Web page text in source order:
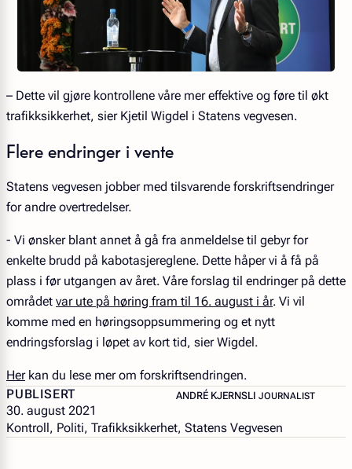
– Dette vil gjøre kontrollene våre mer effektive og føre til økt
trafikksikkerhet, sier Kjetil Wigdel i Statens vegvesen.
Flere endringer i vente
Statens vegvesen jobber med tilsvarende forskriftsendringer
for andre overtredelser.
- Vi ønsker blant annet å gå fra anmeldelse til gebyr for
enkelte brudd på kabotasjereglene. Dette håper vi å få på
plass i før utgangen av året. Våre forslag til endringer på dette
området var ute på høring fram til 16. august i år. Vi vil
komme med en høringsoppsummering og et nytt
endringsforslag i løpet av kort tid, sier Wigdel.
Herkan du lese mer om forskriftsendringen.
PUBLISERT
30. august 2021
ANDRÉ KJERNSLI – JOURNALIST
JOURNALIST
Kontroll, Politi, Trafikksikkerhet, Statens Vegvesen